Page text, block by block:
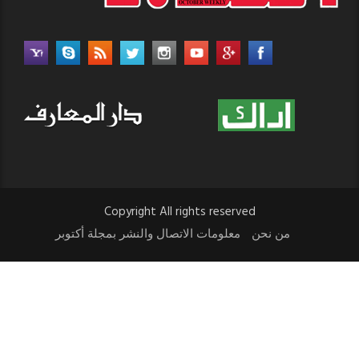
Copyright All rights reserved
من نحن
معلومات الاتصال والنشر بمجلة أكتوبر